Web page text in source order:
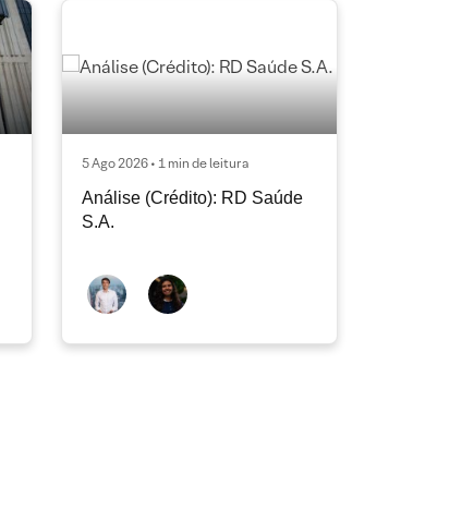
5 Ago 2026 • 1 min de leitura
Análise (Crédito): RD Saúde
S.A.